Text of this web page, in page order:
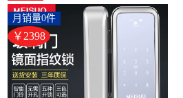
开孔单双开门APP遥控门-指
纹锁(魅锁旗舰店仅售2398
元)
￥2398
月销量0件